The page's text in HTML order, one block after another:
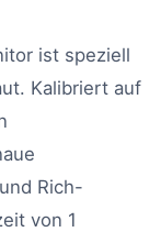
ist speziell
Kalibriert auf
Rich-
von 1